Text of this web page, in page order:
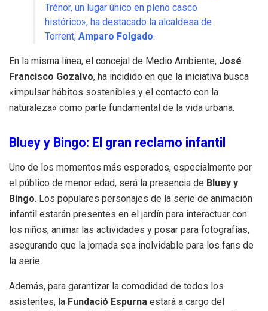
Trénor, un lugar único en pleno casco
histórico», ha destacado la alcaldesa de
Torrent, Amparo Folgado.
En la misma línea, el concejal de Medio Ambiente, José
Francisco Gozalvo, ha incidido en que la iniciativa busca
«impulsar hábitos sostenibles y el contacto con la
naturaleza» como parte fundamental de la vida urbana.
Bluey y Bingo: El gran reclamo infantil
Uno de los momentos más esperados, especialmente por
el público de menor edad, será la presencia de Bluey y
Bingo. Los populares personajes de la serie de animación
infantil estarán presentes en el jardín para interactuar con
los niños, animar las actividades y posar para fotografías,
asegurando que la jornada sea inolvidable para los fans de
la serie.
Además, para garantizar la comodidad de todos los
asistentes, la Fundació Espurna estará a cargo del